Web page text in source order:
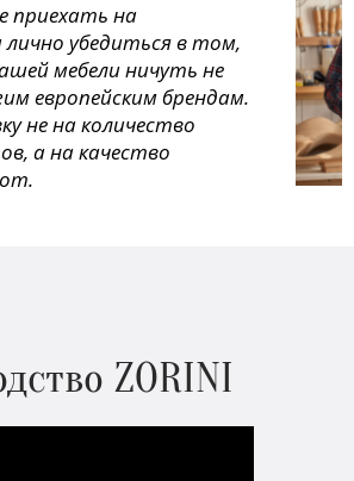
приехать на
убедиться в том,
мебели ничуть не
европейским брендам.
не на количество
а на качество
ZORINI